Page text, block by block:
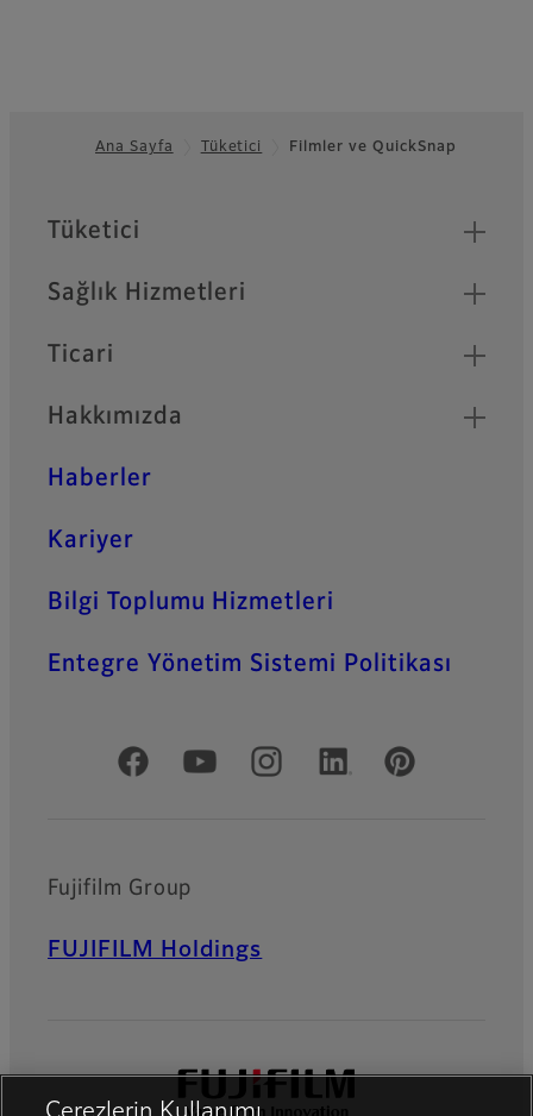
Ana Sayfa Tüketici Filmler ve QuickSnap
Quick Links
Tüketici
Sağlık Hizmetleri
Ticari
Hakkımızda
Haberler
Kariyer
Bilgi Toplumu Hizmetleri
Entegre Yönetim Sistemi Politikası
Resmi Sosyal Medya
Fujifilm Group
FUJIFILM Holdings